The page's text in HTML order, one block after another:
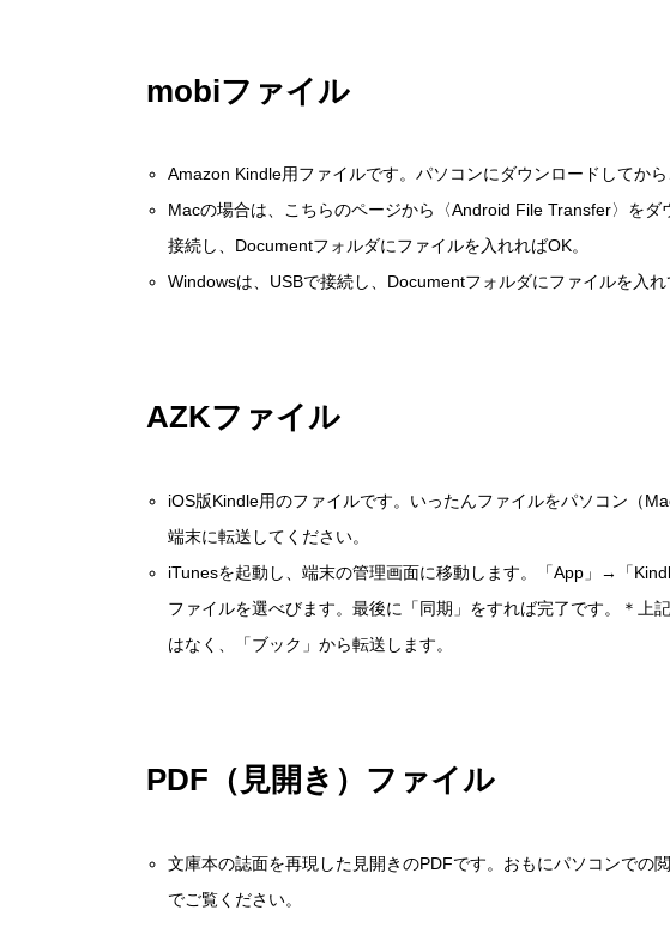
mobiファイル
Amazon Kindle用ファイルです。パソコンにダウンロードしてから
Macの場合は、こちらのページから〈Android File Transfer〉を
接続し、Documentフォルダにファイルを入れればOK。
Windowsは、USBで接続し、Documentフォルダにファイルを入れ
AZKファイル
iOS版Kindle用のファイルです。いったんファイルをパソコン（
端末に転送してください。
iTunesを起動し、端末の管理画面に移動します。「App」→「
ファイルを選べびます。最後に「同期」をすれば完了です。＊
はなく、「ブック」から転送します。
PDF（見開き）ファイル
文庫本の誌面を再現した見開きのPDFです。おもにパソコンでの
でご覧ください。